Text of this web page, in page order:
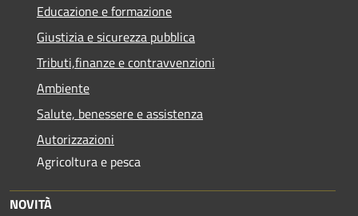
Educazione e formazione
Giustizia e sicurezza pubblica
Tributi,finanze e contravvenzioni
Ambiente
Salute, benessere e assistenza
Autorizzazioni
Agricoltura e pesca
NOVITÀ